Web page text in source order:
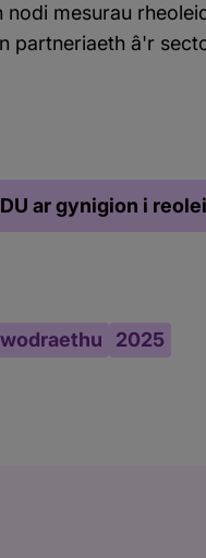
mesurau
partneriaeth â'r
ar gynigion i
2025